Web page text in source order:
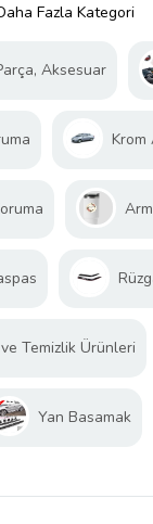
Fazla Kategori
Aksesuar
Krom
ve Temizlik Ürünleri
Yan Basamak